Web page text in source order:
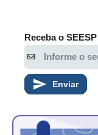
RES 1.002/2002 –
HOMOLOGAÇÕES
PISO SALARIAL
OPORTUNIDADES
Receba o
Enviar